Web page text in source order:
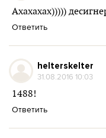
Ахахахах)))))
Ответить
helterskelter
31.08.2016 10:03
1488!
Ответить